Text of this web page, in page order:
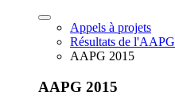
Appels à projets
Résultats de l'AAPG
AAPG 2015
AAPG 2015